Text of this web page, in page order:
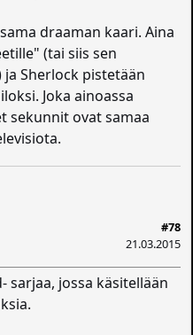
draaman kaari. Aina
(tai siis sen
Sherlock pistetään
Joka ainoassa
sekunnit ovat samaa
#78
21.03.2015
sarjaa, jossa käsitellään